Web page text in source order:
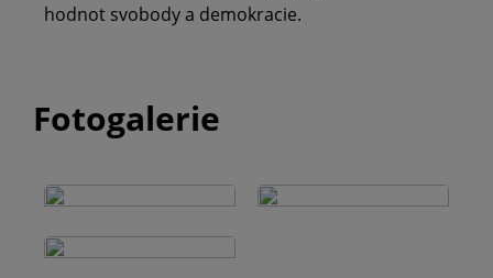
hodnot svobody a demokracie.
Fotogalerie